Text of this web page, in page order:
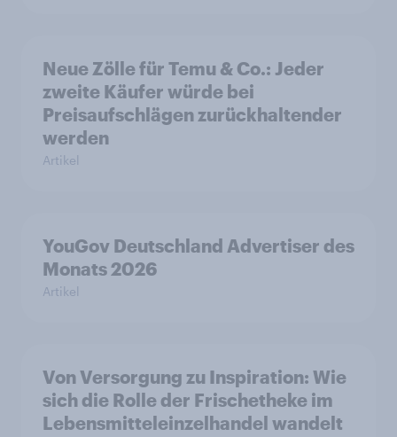
Neue Zölle für Temu & Co.: Jeder
zweite Käufer würde bei
Preisaufschlägen zurückhaltender
werden
Artikel
YouGov Deutschland Advertiser des
Monats 2026
Artikel
Von Versorgung zu Inspiration: Wie
sich die Rolle der Frischetheke im
Lebensmitteleinzelhandel wandelt